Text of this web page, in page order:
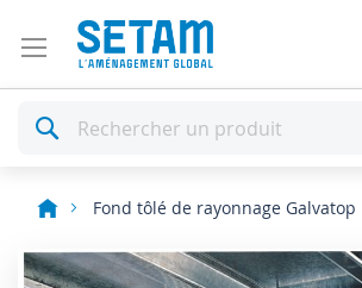
Rechercher
Fond tôlé de rayonnage Galvatop
Skip
to